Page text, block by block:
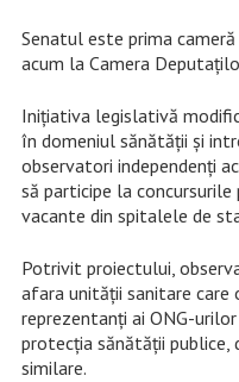
Senatul este prima
acum la Camera
Inițiativa legislativă
în domeniul sănătății și
observatori independenți
să participe la
vacante din spitalele de
Potrivit proiectului,
afara unității sanitare care
reprezentanți ai ONG-
protecția sănătății
similare.